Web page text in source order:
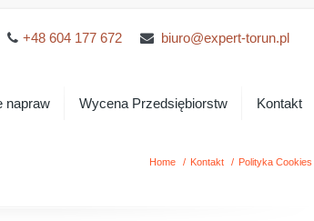
+48 604 177 672 biuro@expert-torun.pl
napraw Wycena Przedsiębiorstw Kontakt
Home / Kontakt / Polityka Cookies